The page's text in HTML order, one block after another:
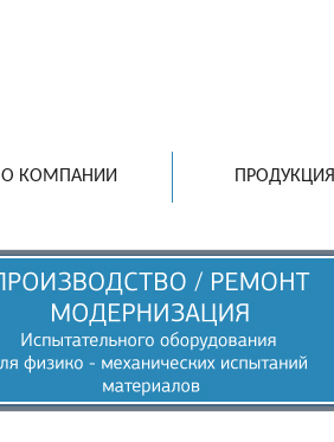
О КОМПАНИИ ПРОДУКЦИЯ